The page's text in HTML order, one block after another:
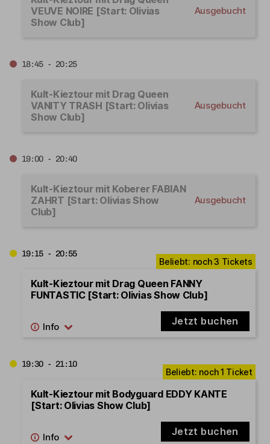
VEUVE NOIRE [Start: Olivias
Show Club]
Ausgebucht
18:45 - 20:25
Kult-Kieztour mit Drag Queen
VANITY TRASH [Start: Olivias
Show Club]
Ausgebucht
19:00 - 20:40
Kult-Kieztour mit Koberer FABIAN
ZAHRT [Start: Olivias Show
Club]
Ausgebucht
19:15 - 20:55
Kult-Kieztour mit Drag Queen FANNY
FUNTASTIC [Start: Olivias Show Club]
Jetzt buchen
19:30 - 21:10
Kult-Kieztour mit Bodyguard EDDY KANTE
[Start: Olivias Show Club]
Jetzt buchen